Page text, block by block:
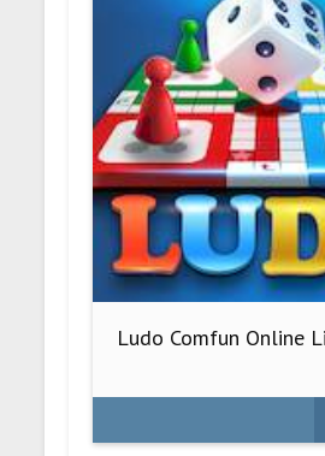
Ludo Comfun Online